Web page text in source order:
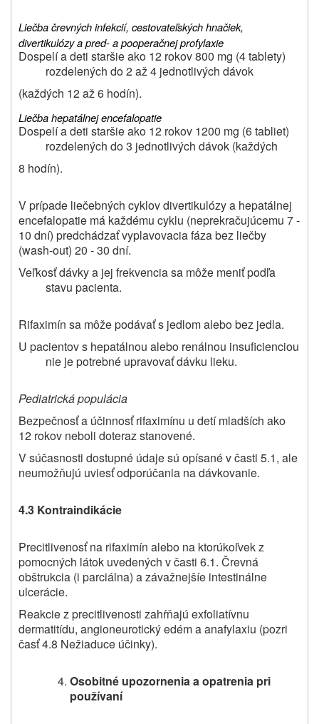
Liečba črevných infekcií, cestovateľských hnačiek,
divertikulózy a pred- a pooperačnej profylaxie
Dospelí a deti staršie ako 12 rokov 800 mg (4 tablety)
rozdelených do 2 až 4 jednotlivých dávok
(každých 12 až 6 hodín).
Liečba hepatálnej encefalopatie
Dospelí a deti staršie ako 12 rokov 1200 mg (6 tabliet)
rozdelených do 3 jednotlivých dávok (každých
8 hodín).
V prípade liečebných cyklov divertikulózy a hepatálnej
encefalopatie má každému cyklu (neprekračujúcemu 7 -
10 dní) predchádzať vyplavovacia fáza bez liečby
(wash-out) 20 - 30 dní.
Veľkosť dávky a jej frekvencia sa môže meniť podľa
stavu pacienta.
Rifaximín sa môže podávať s jedlom alebo bez jedla.
U pacientov s hepatálnou alebo renálnou insuficienciou
nie je potrebné upravovať dávku lieku.
Pediatrická populácia
Bezpečnosť a účinnosť rifaximínu u detí mladších ako
12 rokov neboli doteraz stanovené.
V súčasnosti dostupné údaje sú opísané v časti 5.1, ale
neumožňujú uviesť odporúčania na dávkovanie.
4.3 Kontraindikácie
Precitlivenosť na rifaximín alebo na ktorúkoľvek z
pomocných látok uvedených v časti 6.1. Črevná
obštrukcia (i parciálna) a závažnejšíe intestinálne
ulcerácie.
Reakcie z precitlivenosti zahŕňajú exfoliatívnu
dermatitídu, angioneurotický edém a anafylaxiu (pozri
časť 4.8 Nežiaduce účinky).
Osobitné upozornenia a opatrenia pri
používaní